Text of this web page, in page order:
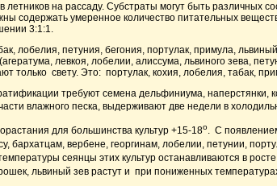
летников на рассаду. Субстраты могут быть
содержать умеренное количество питательных
3:1:1.
лобелия, петуния, бегония, портулак, примула,
левкоя, лобелии, алиссума, львиного зева,
только свету. Это: портулак, кохия, лобелия, табак,
требуют семена дельфиниума, наперстянки,
влажного песка, выдерживают две недели в
для большинства культур +15-18о. С
бархатцам, вербене, георгинам, лобелии, петунии,
сеянцы этих культур останавливаются в
львиный зев растут и при пониженных